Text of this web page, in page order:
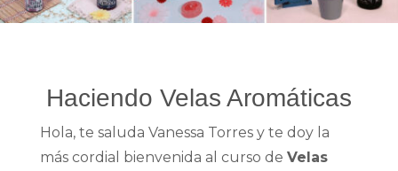
Haciendo Velas Aromáticas
Hola, te saluda Vanessa Torres y te doy la
más cordial bienvenida al curso de Velas